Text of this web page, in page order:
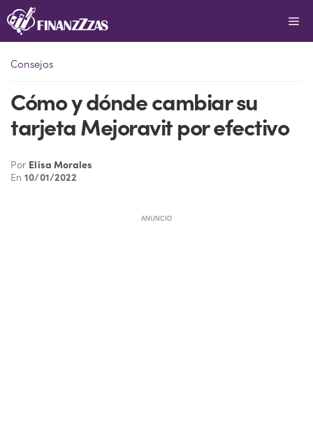
Saltar
al
Consejos
Cómo y dónde cambiar su
tarjeta Mejoravit por efectivo
Por Elisa Morales
En10/01/2022
ANUNCIO